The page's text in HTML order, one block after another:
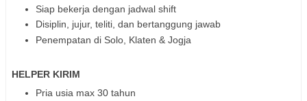
Siap bekerja dengan jadwal shift
Disiplin, jujur, teliti, dan bertanggung jawab
Penempatan di Solo, Klaten & Jogja
HELPER KIRIM
Pria usia max 30 tahun